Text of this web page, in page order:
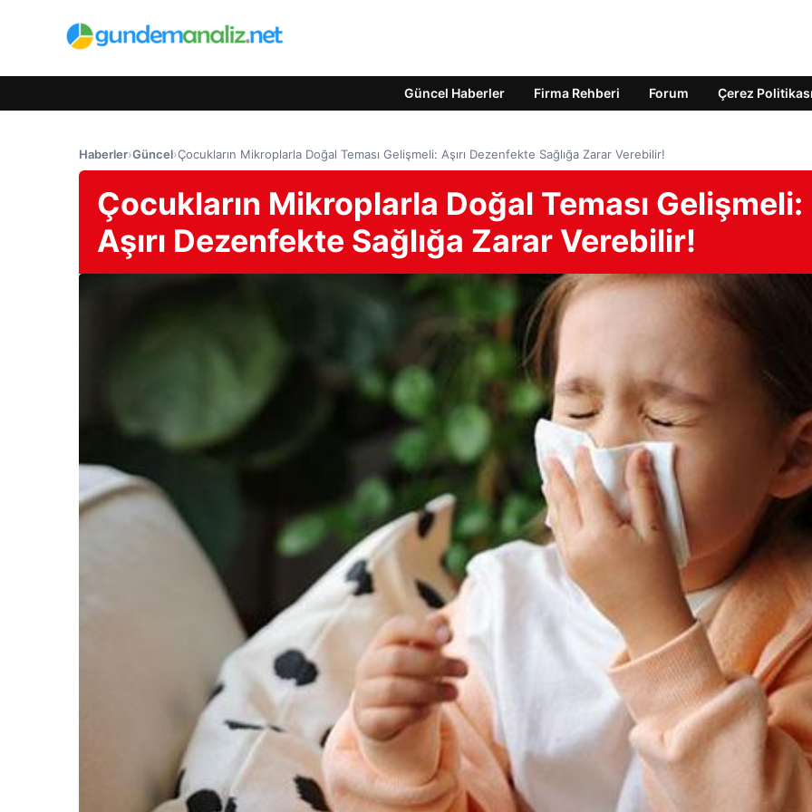
Güncel Haberler Firma Rehberi Forum Çerez Politikası
Haberler›Güncel›Çocukların Mikroplarla Doğal Teması Gelişmeli: Aşırı Dezenfekte Sağlığa Zarar Verebilir!
Çocukların Mikroplarla Doğal Teması Gelişmeli:
Aşırı Dezenfekte Sağlığa Zarar Verebilir!